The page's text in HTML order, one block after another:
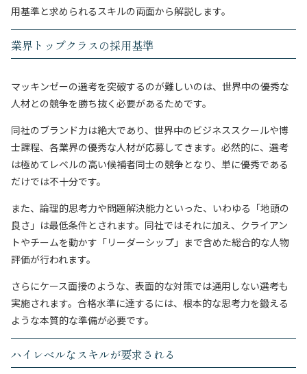
用基準と求められるスキルの両面から解説します。
業界トップクラスの採用基準
マッキンゼーの選考を突破するのが難しいのは、世界中の優秀な
人材との競争を勝ち抜く必要があるためです。
同社のブランド力は絶大であり、世界中のビジネススクールや博
士課程、各業界の優秀な人材が応募してきます。必然的に、選考
は極めてレベルの高い候補者同士の競争となり、単に優秀である
だけでは不十分です。
また、論理的思考力や問題解決能力といった、いわゆる「地頭の
良さ」は最低条件とされます。同社ではそれに加え、クライアン
トやチームを動かす「リーダーシップ」まで含めた総合的な人物
評価が行われます。
さらにケース面接のような、表面的な対策では通用しない選考も
実施されます。合格水準に達するには、根本的な思考力を鍛える
ような本質的な準備が必要です。
ハイレベルなスキルが要求される